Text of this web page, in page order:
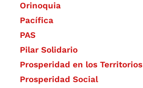
Orinoquia
Pacífica
PAS
Pilar Solidario
Prosperidad en los Territorios
Prosperidad Social